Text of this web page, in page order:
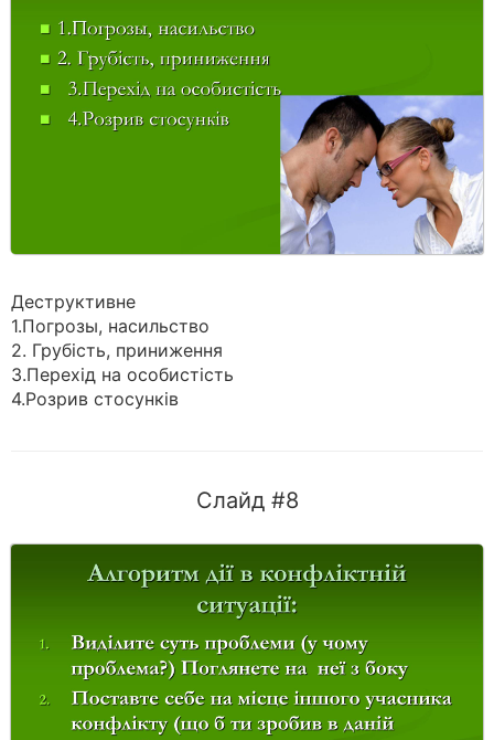
Деструктивне
1.Погрозы, насильство
2. Грубість, приниження
3.Перехід на особистість
4.Розрив стосунків
Слайд #8